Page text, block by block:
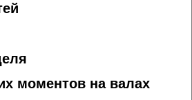
моментов на валах